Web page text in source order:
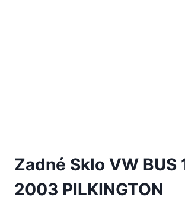
Zadné Sklo VW BUS
2003 PILKINGTON